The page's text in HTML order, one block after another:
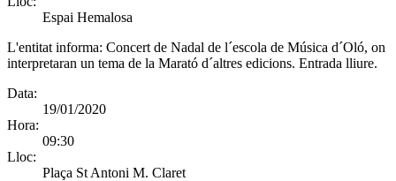
Espai Hemalosa
L'entitat informa: Concert de Nadal de l´escola de Música d´Oló, on
interpretaran un tema de la Marató d´altres edicions. Entrada lliure.
Data:
19/01/2020
Hora:
09:30
Lloc:
Plaça St Antoni M. Claret